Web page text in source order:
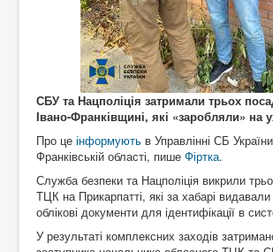
СБУ та Нацполіція затримали трьох
Івано-Франківщині, які «заробляли» на
Про це інформують в Управлінні СБ
Франківській області, пише Фіртка.
Служба безпеки та Нацполіція викрили
ТЦК на Прикарпатті, які за хабарі видавали
облікові документи для ідентифікації в
У результаті комплексних заходів